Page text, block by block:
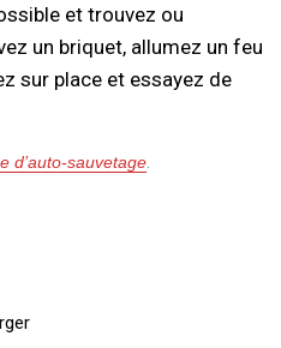
et trouvez ou
un briquet, allumez un feu
sur place et essayez de
d’auto-sauvetage